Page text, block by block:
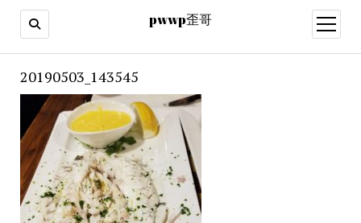
pwwp歪哥
open
menu
20190503_143545